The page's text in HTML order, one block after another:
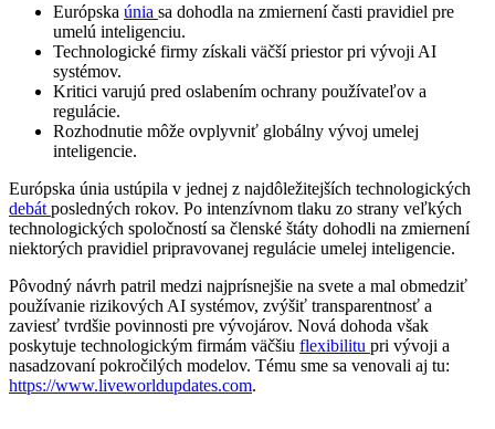
Európska únia sa dohodla na zmiernení časti pravidiel pre
umelú inteligenciu.
Technologické firmy získali väčší priestor pri vývoji AI
systémov.
Kritici varujú pred oslabením ochrany používateľov a
regulácie.
Rozhodnutie môže ovplyvniť globálny vývoj umelej
inteligencie.
Európska únia ustúpila v jednej z najdôležitejších technologických
debát posledných rokov. Po intenzívnom tlaku zo strany veľkých
technologických spoločností sa členské štáty dohodli na zmiernení
niektorých pravidiel pripravovanej regulácie umelej inteligencie.
Pôvodný návrh patril medzi najprísnejšie na svete a mal obmedziť
používanie rizikových AI systémov, zvýšiť transparentnosť a
zaviesť tvrdšie povinnosti pre vývojárov. Nová dohoda však
poskytuje technologickým firmám väčšiu flexibilitu pri vývoji a
nasadzovaní pokročilých modelov. Tému sme sa venovali aj tu:
https://www.liveworldupdates.com.